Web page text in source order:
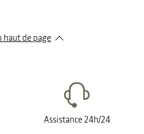
haut de page​
Assistance 24h/24